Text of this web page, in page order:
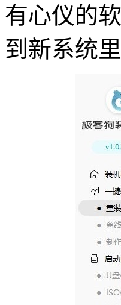
有心仪的
到新系统里